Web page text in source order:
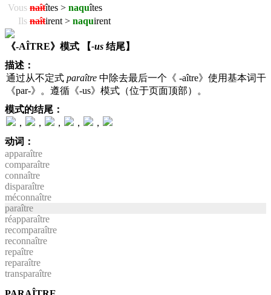
Vous naîtîtes > naquîtes
Ils naîtirent > naquirent
《-AÎTRE》模式 【-us 结尾】
描述：
通过从不定式 paraître 中除去最后一个《 -aître》使用基本词干
《par-》。遵循《-us》模式（位于页面顶部）。
模式的结尾：
，
， ， ，
，
动词：
apparaître
comparaître
connaître
disparaître
méconnaître
paraître
réapparaître
recomparaître
reconnaître
repaître
reparaître
transparaître